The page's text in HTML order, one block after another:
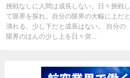
挑戦なしに人間は成長しない。日々挑戦し
て限界を探れ。自分の限界の大幅に上だと
潰れる、少し下だと成長はない。 自分の
限界のほんの少し上を日々突...